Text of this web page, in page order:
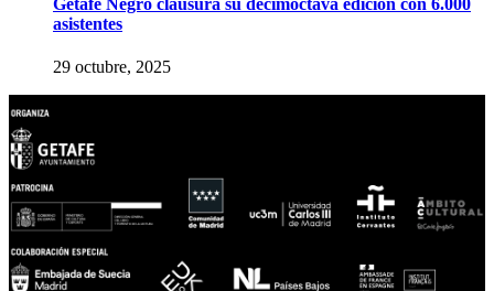
Getafe Negro clausura su decimoctava edición con 6.000
asistentes
29 octubre, 2025